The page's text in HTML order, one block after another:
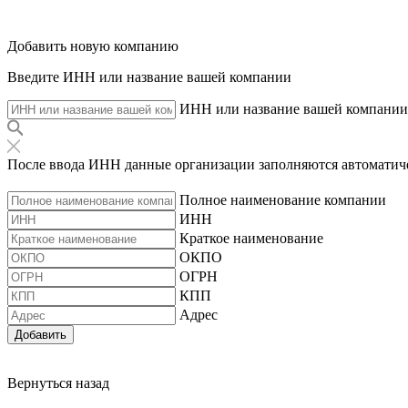
Добавить новую компанию
Введите ИНН или название вашей компании
ИНН или название вашей компании
После ввода ИНН данные организации заполняются
Полное наименование компании
ИНН
Краткое наименование
ОКПО
ОГРН
КПП
Адрес
Добавить
Вернуться назад